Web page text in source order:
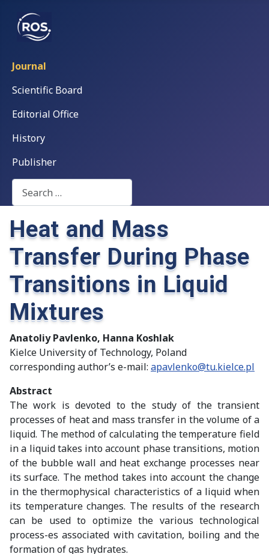
Journal
Scientific Board
Editorial Office
History
Publisher
Search
Heat and Mass
Transfer During Phase
Transitions in Liquid
Mixtures
Anatoliy Pavlenko, Hanna Koshlak
Kielce University of Technology, Poland
corresponding author’s e-mail: apavlenko@tu.kielce.pl
Abstract
The work is devoted to the study of the transient
processes of heat and mass transfer in the volume of a
liquid. The method of calculating the temperature field
in a liquid takes into account phase transitions, motion
of the bubble wall and heat exchange processes near
its surface. The method takes into account the change
in the thermophysical characteristics of a liquid when
its temperature changes. The results of the research
can be used to optimize the various technological
process-es associated with cavitation, boiling and the
formation of gas hydrates.